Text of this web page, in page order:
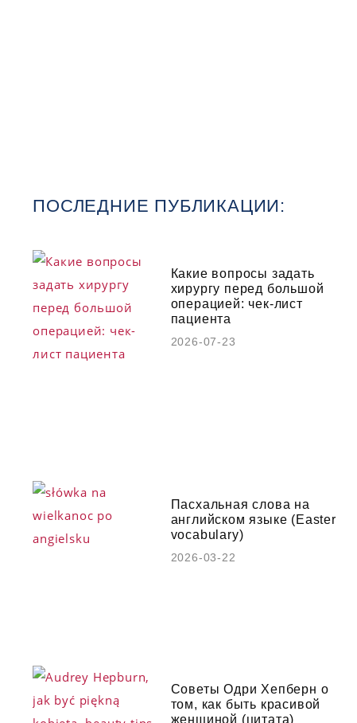
ПОСЛЕДНИЕ ПУБЛИКАЦИИ:
Какие вопросы задать
хирургу перед большой
операцией: чек-лист
пациента
2026-07-23
Пасхальная слова на
английском языке (Easter
vocabulary)
2026-03-22
Советы Одри Хепберн о
том, как быть красивой
женщиной (цитата)